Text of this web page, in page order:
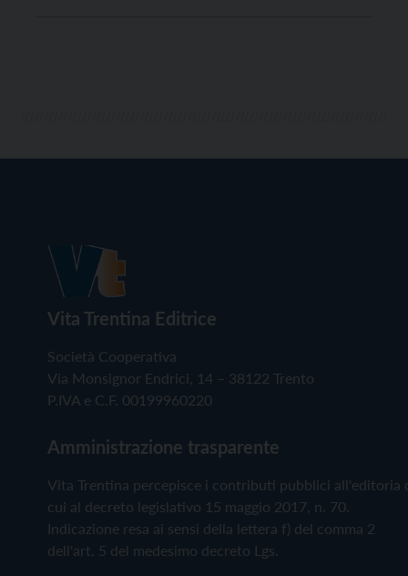
Vita Trentina Editrice
Società Cooperativa
Via Monsignor Endrici, 14 – 38122 Trento
P.IVA e C.F. 00199960220
Amministrazione trasparente
Vita Trentina percepisce i contributi pubblici all'editoria
cui al decreto legislativo 15 maggio 2017, n. 70.
Indicazione resa ai sensi della lettera f) del comma 2
dell'art. 5 del medesimo decreto Lgs.